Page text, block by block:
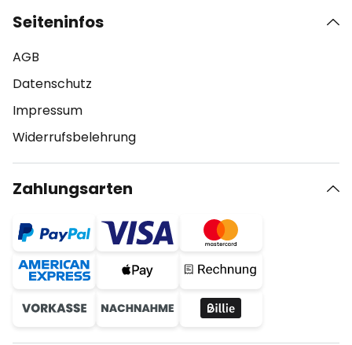
Seiteninfos
AGB
Datenschutz
Impressum
Widerrufsbelehrung
Zahlungsarten